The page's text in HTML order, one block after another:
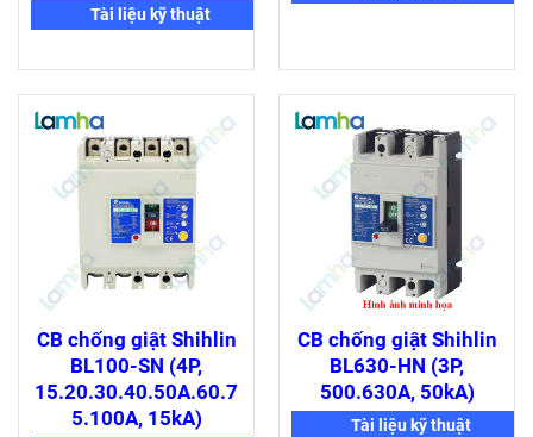
Tài liệu kỹ thuật
CB chống giật Shihlin
BL100-SN (4P,
15.20.30.40.50A.60.7
5.100A, 15kA)
CB chống giật Shihlin
BL630-HN (3P,
500.630A, 50kA)
Tài liệu kỹ thuật